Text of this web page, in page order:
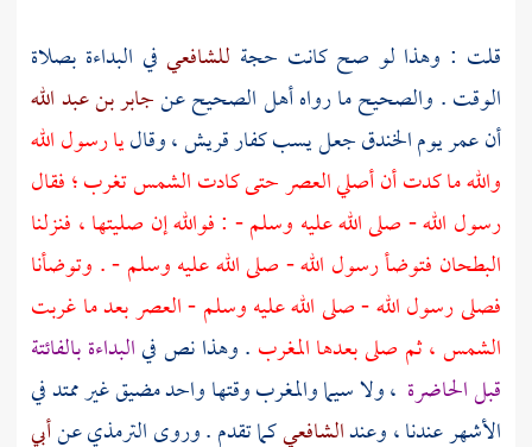
قلت : وهذا لو صح كانت حجة للشافعي في البداءة بصلاة
الوقت . والصحيح ما رواه أهل الصحيح عنجابر بن عبد الله
أنعمريومالخندقجعل يسب كفارقريش، وقاليا رسول الله
والله ما كدت أن أصلي العصر حتى كادت الشمس تغرب ؛ فقال
رسول الله - صلى الله عليه وسلم - : فوالله إن صليتها ، فنزلنا
البطحان فتوضأ رسول الله - صلى الله عليه وسلم - . وتوضأنا
فصلى رسول الله - صلى الله عليه وسلم - العصر بعد ما غربت
الشمس ، ثم صلى بعدها المغرب . وهذا نص فيالبداءة بالفائتة
قبل الحاضرة ، ولا سيما والمغرب وقتها واحد مضيق غير ممتد في
الأشهر عندنا ، وعندالشافعيكما تقدم . وروىالترمذيعنأبي